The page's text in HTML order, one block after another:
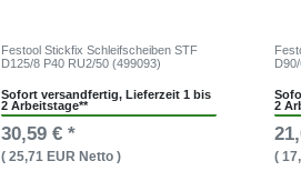
Festool Stickfix Schleifscheiben STF
D125/8 P40 RU2/50 (499093)
Sofort versandfertig, Lieferzeit 1 bis
2 Arbeitstage**
30,59 € *
( 25,71 EUR Netto )
2
(